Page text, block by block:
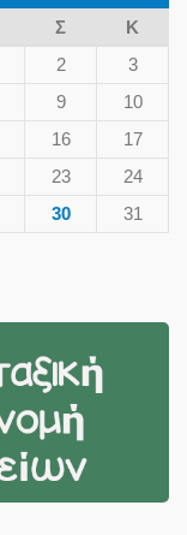
Σ
Κ
2
3
9
10
16
17
23
24
30
31